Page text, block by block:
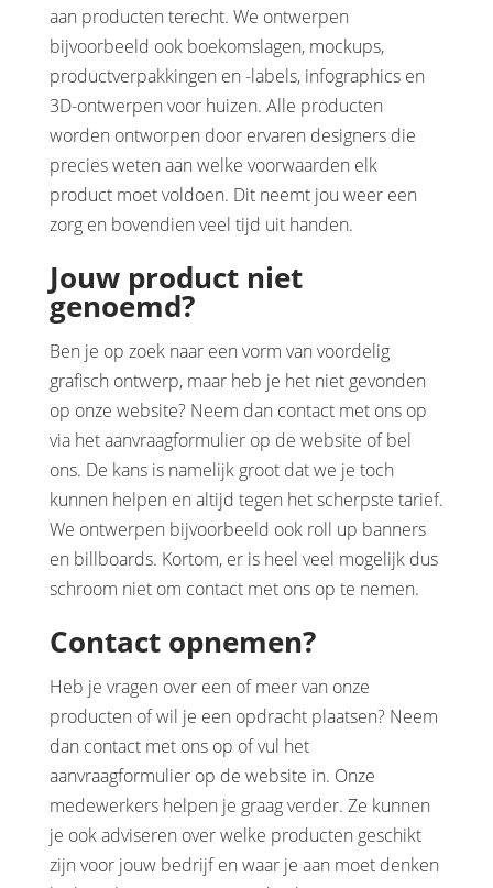
aan producten terecht. We ontwerpen
bijvoorbeeld ook boekomslagen, mockups,
productverpakkingen en -labels, infographics en
3D-ontwerpen voor huizen. Alle producten
worden ontworpen door ervaren designers die
precies weten aan welke voorwaarden elk
product moet voldoen. Dit neemt jou weer een
zorg en bovendien veel tijd uit handen.
Jouw product niet
genoemd?
Ben je op zoek naar een vorm van voordelig
grafisch ontwerp, maar heb je het niet gevonden
op onze website? Neem dan contact met ons op
via het aanvraagformulier op de website of bel
ons. De kans is namelijk groot dat we je toch
kunnen helpen en altijd tegen het scherpste tarief.
We ontwerpen bijvoorbeeld ook roll up banners
en billboards. Kortom, er is heel veel mogelijk dus
schroom niet om contact met ons op te nemen.
Contact opnemen?
Heb je vragen over een of meer van onze
producten of wil je een opdracht plaatsen? Neem
dan contact met ons op of vul het
aanvraagformulier op de website in. Onze
medewerkers helpen je graag verder. Ze kunnen
je ook adviseren over welke producten geschikt
zijn voor jouw bedrijf en waar je aan moet denken